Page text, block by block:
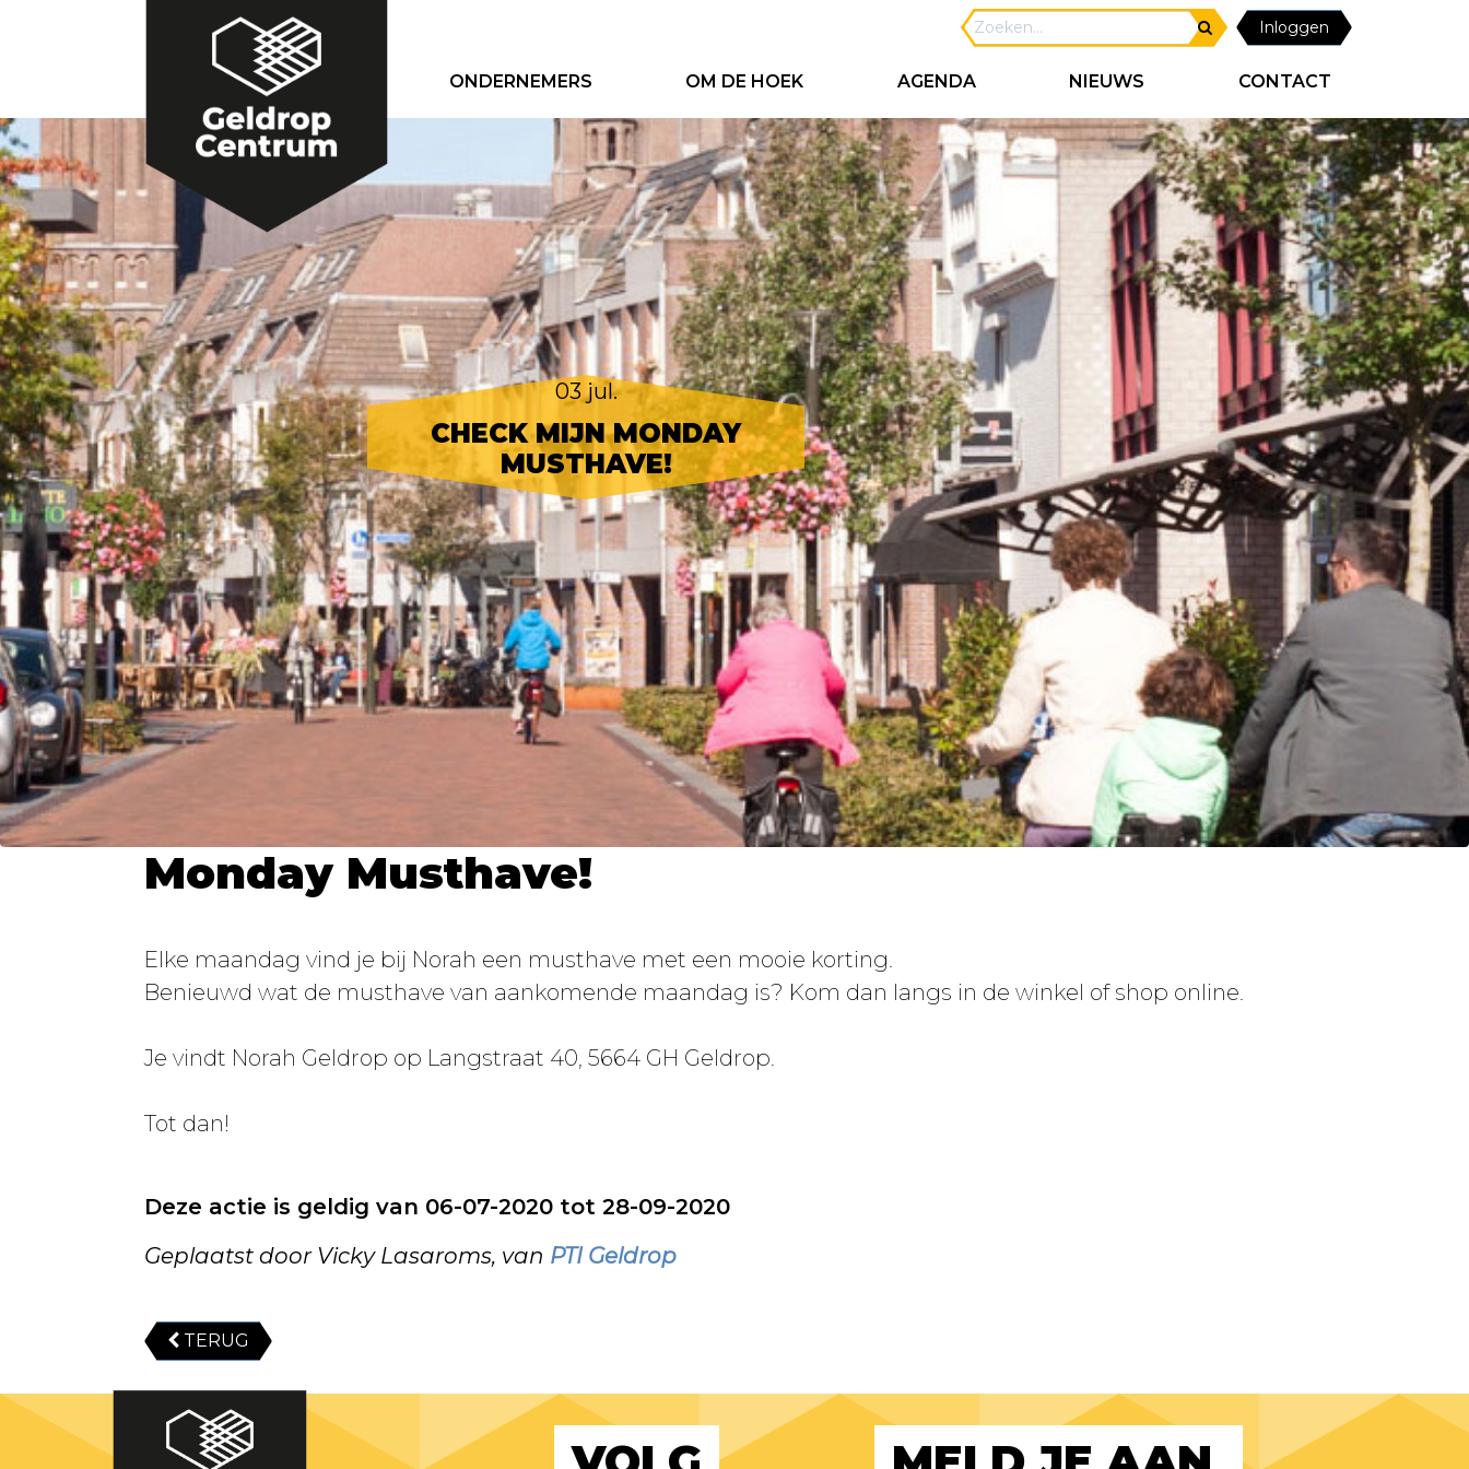
Inloggen
ONDERNEMERS OM DE HOEK AGENDA NIEUWS CONTACT
03 jul.
CHECK MIJN MONDAY
MUSTHAVE!
Monday Musthave!
Elke maandag vind je bij Norah een musthave met een mooie korting.
Benieuwd wat de musthave van aankomende maandag is? Kom dan langs in de winkel of shop online.
Je vindt Norah Geldrop op Langstraat 40, 5664 GH Geldrop.
Tot dan!
Deze actie is geldig van 06-07-2020 tot 28-09-2020
Geplaatst door Vicky Lasaroms, van PTI Geldrop
TERUG